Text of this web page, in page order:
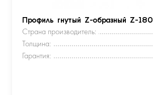
Профиль гнутый Z-образный Z-
Страна производитель:
Толщина:
Гарантия: